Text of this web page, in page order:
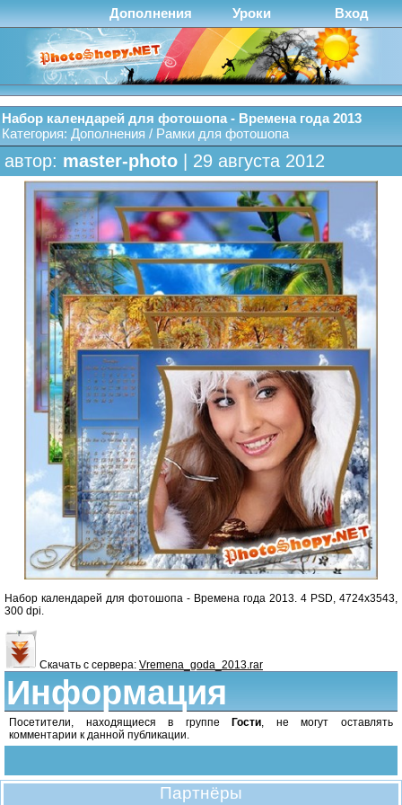
Дополнения Уроки Вход
Набор календарей для фотошопа - Времена года 2013
Категория: Дополнения / Рамки для фотошопа
автор: master-photo | 29 августа 2012
Набор календарей для фотошопа - Времена года 2013. 4 PSD, 4724x3543,
300 dpi.
Скачать с сервера: Vremena_goda_2013.rar
Информация
Посетители, находящиеся в группеГости, не могут оставлять
комментарии к данной публикации.
Партнёры